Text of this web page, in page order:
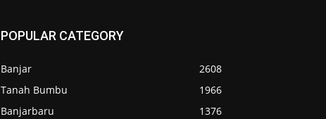
POPULAR CATEGORY
Banjar
2608
Tanah Bumbu
1966
Banjarbaru
1376